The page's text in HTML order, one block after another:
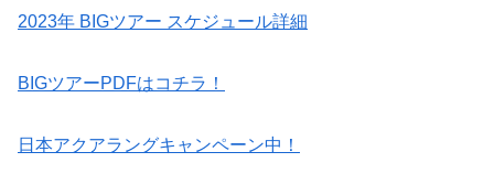
2023年 BIGツアー スケジュール詳細
BIGツアーPDFはコチラ！
日本アクアラングキャンペーン中！